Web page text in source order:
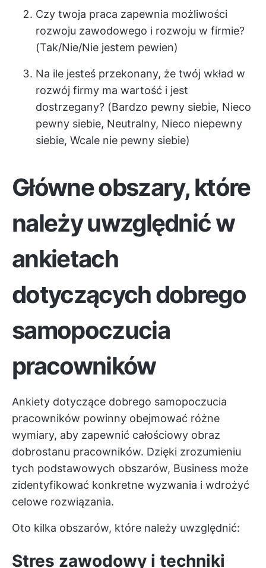
Czy twoja praca zapewnia możliwości
rozwoju zawodowego i rozwoju w firmie?
(Tak/Nie/Nie jestem pewien)
Na ile jesteś przekonany, że twój wkład w
rozwój firmy ma wartość i jest
dostrzegany? (Bardzo pewny siebie, Nieco
pewny siebie, Neutralny, Nieco niepewny
siebie, Wcale nie pewny siebie)
Główne obszary, które
należy uwzględnić w
ankietach
dotyczących dobrego
samopoczucia
pracowników
Ankiety dotyczące dobrego samopoczucia
pracowników powinny obejmować różne
wymiary, aby zapewnić całościowy obraz
dobrostanu pracowników. Dzięki zrozumieniu
tych podstawowych obszarów, Business może
zidentyfikować konkretne wyzwania i wdrożyć
celowe rozwiązania.
Oto kilka obszarów, które należy uwzględnić:
Stres zawodowy i techniki